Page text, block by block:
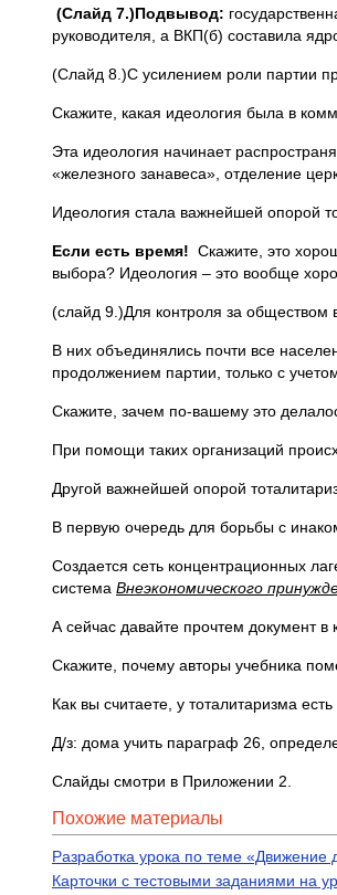
(Слайд 7.)Подвывод:
руководителя, а ВКП(б) составила
(Слайд 8.)С усилением роли партии
Скажите, какая идеология была в
Эта идеология начинает
«железного занавеса», отделение
Идеология стала важнейшей опорой
Если есть время! Скажите, это
выбора? Идеология – это вообще
(слайд 9.)Для контроля за обществом
В них объединялись почти все
продолжением партии, только с
Скажите, зачем по-вашему это
При помощи таких организаций
Другой важнейшей опорой
В первую очередь для борьбы с
Создается сеть концентрационных
система Внеэкономического
А сейчас давайте прочтем документ в
Скажите, почему авторы учебника
Как вы считаете, у тоталитаризма
Д/з: дома учить параграф 26,
Слайды смотри в Приложении 2.
Похожие материалы
Разработка урока по теме «Движение
Карточки с тестовыми заданиями на